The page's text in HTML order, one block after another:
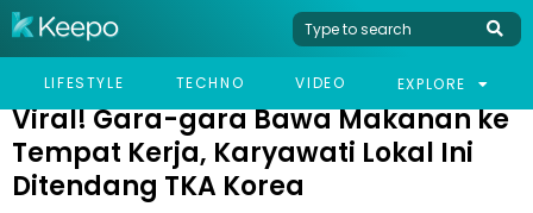
LIFESTYLE TECHNO VIDEO EXPLORE
HOME VIRAL
VIRAL! GARA-GARA BAWA MAKANAN KE TEMPAT KERJA,
Viral! Gara-gara Bawa Makanan ke
Tempat Kerja, Karyawati Lokal Ini
Ditendang TKA Korea